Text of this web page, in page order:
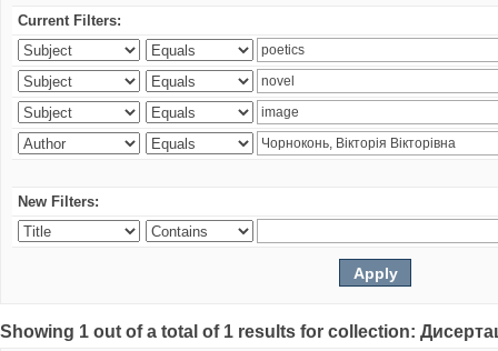
Current Filters:
New Filters:
Showing 1 out of a total of 1 results for collection: